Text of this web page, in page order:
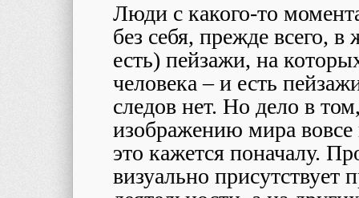
Люди с какого-то
без себя, прежде всего,
есть) пейзажи, на
человека – и есть
следов нет. Но дело в
изображению мира вовсе
это кажется поначалу.
визуально присутствует